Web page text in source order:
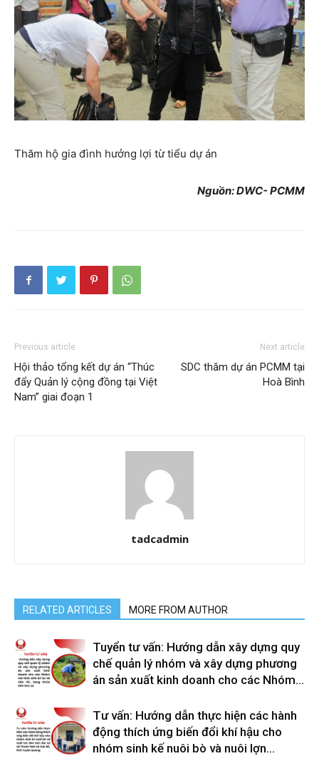
Thăm hộ gia đình hưởng lợi từ tiểu dự án
Nguồn: DWC- PCMM
Previous article
Hội thảo tổng kết dự án “Thúc
đẩy Quản lý cộng đồng tại Việt
Nam” giai đoạn 1
Next article
SDC thăm dự án PCMM tại
Hoà Bình
tadcadmin
RELATED ARTICLES MORE FROM AUTHOR
Tuyển tư vấn: Hướng dẫn xây dựng quy
chế quản lý nhóm và xây dựng phương
án sản xuất kinh doanh cho các Nhóm...
Tư vấn: Hướng dẫn thực hiện các hành
động thích ứng biến đổi khí hậu cho
nhóm sinh kế nuôi bò và nuôi lợn...